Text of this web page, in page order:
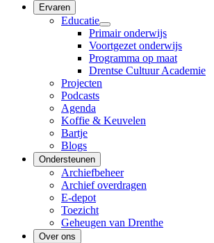
Ervaren
Educatie
Primair onderwijs
Voortgezet onderwijs
Programma op maat
Drentse Cultuur Academie
Projecten
Podcasts
Agenda
Koffie & Keuvelen
Bartje
Blogs
Ondersteunen
Archiefbeheer
Archief overdragen
E-depot
Toezicht
Geheugen van Drenthe
Over ons